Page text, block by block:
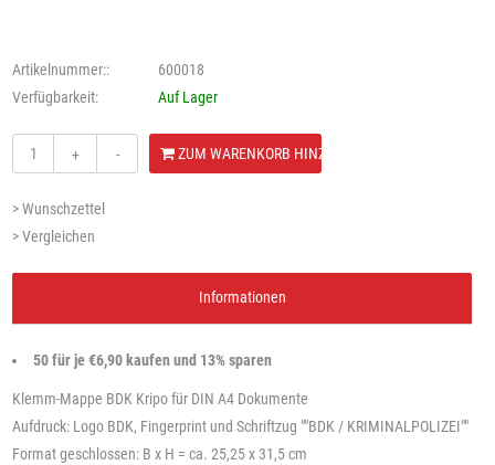
Artikelnummer::
600018
Verfügbarkeit:
Auf Lager
+ - ZUM WARENKORB HINZUFÜGEN
> Wunschzettel
> Vergleichen
Informationen
50 für je €6,90 kaufen und 13% sparen
Klemm-Mappe BDK Kripo für DIN A4 Dokumente
Aufdruck: Logo BDK, Fingerprint und Schriftzug ""BDK / KRIMINALPOLIZEI""
Format geschlossen: B x H = ca. 25,25 x 31,5 cm